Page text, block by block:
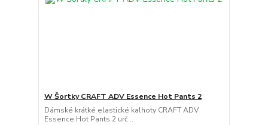
W Šortky CRAFT ADV Essence Hot Pants 2
Dámské krátké elastické kalhoty CRAFT ADV
Essence Hot Pants 2 urč...